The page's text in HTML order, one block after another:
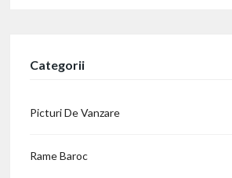
Categorii
Picturi De Vanzare
Rame Baroc